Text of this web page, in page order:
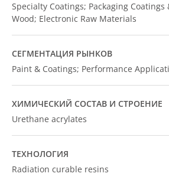
Specialty Coatings; Packaging
Wood; Electronic Raw Materials
СЕГМЕНТАЦИЯ РЫНКОВ
Paint & Coatings; Performance
ХИМИЧЕСКИЙ СОСТАВ И СТРОЕНИЕ
Urethane acrylates
ТЕХНОЛОГИЯ
Radiation curable resins